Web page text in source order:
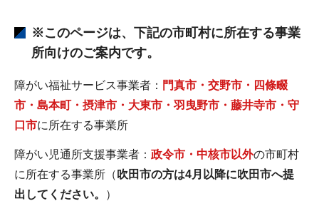
※このページは、下記の市町村に所在する事業
所向けのご案内です。
障がい福祉サービス事業者： 門真市・交野市・四條畷
市・島本町・摂津市・大東市・羽曳野市・藤井寺市・守
口市に所在する事業所
障がい児通所支援事業者： 政令市・中核市以外の市町村
に所在する事業所（ 吹田市の方は4月以降に吹田市へ提
出してください。
）